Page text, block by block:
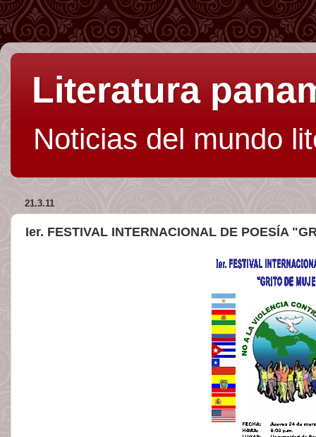
Literatura
Noticias del mundo
21.3.11
Ier. FESTIVAL INTERNACIONAL DE POESÍA